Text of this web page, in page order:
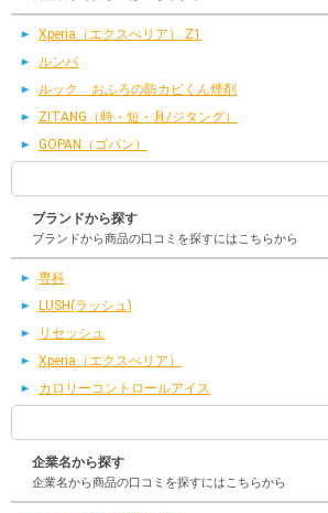
Xperia（エクスぺリア） Z1
ルンバ
ルック おふろの防カビくん煙剤
ZITANG（時・短・具/ジタング）
GOPAN（ゴパン）
ブランドから探す
ブランドから商品の口コミを探すにはこちらから
専科
LUSH(ラッシュ)
リセッシュ
Xperia（エクスぺリア）
カロリーコントロールアイス
企業名から探す
企業名から商品の口コミを探すにはこちらから